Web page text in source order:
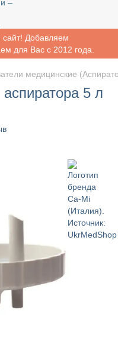
Добавляем
для Вас с 2012 года.
медицинские
5 л